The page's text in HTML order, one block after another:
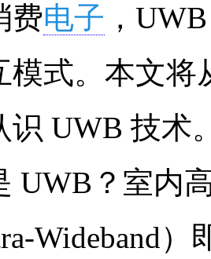
费电子 ，
模式。本文
识 UWB 技术
UWB？室内
Wideband